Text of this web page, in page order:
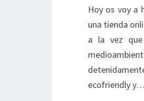
Hoy os voy a
una tienda
a la vez que
ecofriendly y…